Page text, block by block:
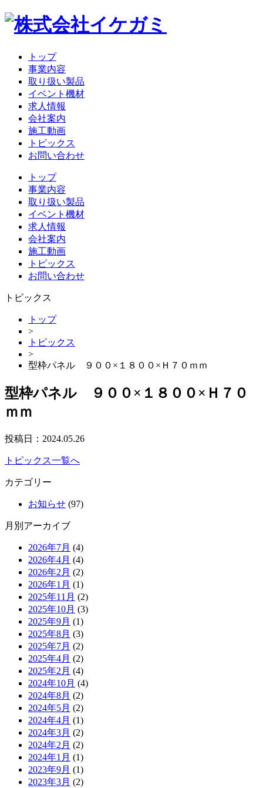
トップ
事業内容
取り扱い製品
イベント機材
求人情報
会社案内
施工動画
トピックス
お問い合わせ
トップ
事業内容
取り扱い製品
イベント機材
求人情報
会社案内
施工動画
トピックス
お問い合わせ
トピックス
トップ
>
トピックス
>
型枠パネル ９００×１８００×Ｈ７０ｍｍ
型枠パネル ９００×１８００×Ｈ７０
ｍｍ
投稿日： 2024.05.26
トピックス一覧へ
カテゴリー
お知らせ (97)
月別アーカイブ
2026年7月 (4)
2026年4月 (4)
2026年2月 (2)
2026年1月 (1)
2025年11月 (2)
2025年10月 (3)
2025年9月 (1)
2025年8月 (3)
2025年7月 (2)
2025年4月 (2)
2025年2月 (4)
2024年10月 (4)
2024年8月 (2)
2024年5月 (2)
2024年4月 (1)
2024年3月 (2)
2024年2月 (2)
2024年1月 (1)
2023年9月 (1)
2023年3月 (2)